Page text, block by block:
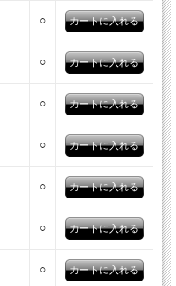
の工程において、「細部
○
○
○
○
○
○
○